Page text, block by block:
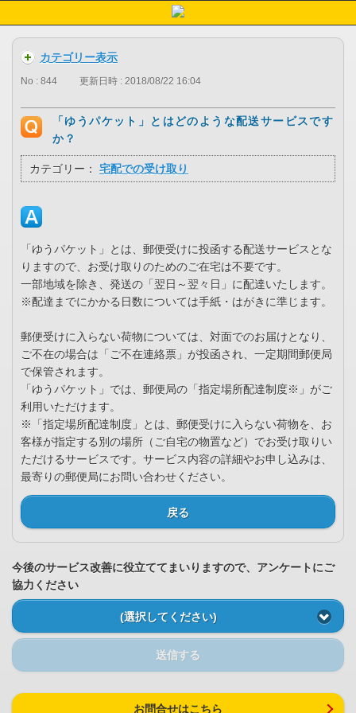
カテゴリー表示
No : 844 更新日時 : 2018/08/22 16:04
「ゆうパケット」とはどのような配送サービスです
か？
カテゴリー： 宅配での受け取り
「ゆうパケット」とは、郵便受けに投函する配送サービスとな
りますので、お受け取りのためのご在宅は不要です。
一部地域を除き、発送の「翌日～翌々日」に配達いたします。
※配達までにかかる日数については手紙・はがきに準じます。
郵便受けに入らない荷物については、対面でのお届けとなり、
ご不在の場合は「ご不在連絡票」が投函され、一定期間郵便局
で保管されます。
「ゆうパケット」では、郵便局の「指定場所配達制度※」がご
利用いただけます。
※「指定場所配達制度」とは、郵便受けに入らない荷物を、お
客様が指定する別の場所（ご自宅の物置など）でお受け取りい
ただけるサービスです。サービス内容の詳細やお申し込みは、
最寄りの郵便局にお問い合わせください。
戻る
今後のサービス改善に役立ててまいりますので、アンケートにご
協力ください
(選択してください)
送信する
お問合せはこちら